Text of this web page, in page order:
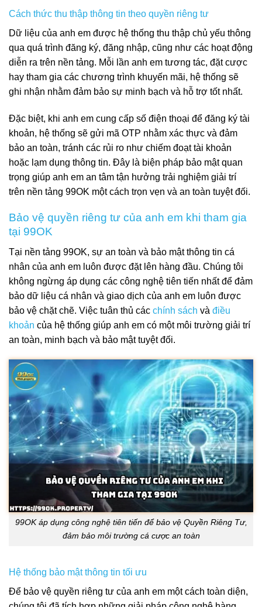
Cách thức thu thập thông tin theo quyền riêng tư
Dữ liệu của anh em được hệ thống thu thập chủ yếu thông
qua quá trình đăng ký, đăng nhập, cũng như các hoạt động
diễn ra trên nền tảng. Mỗi lần anh em tương tác, đặt cược
hay tham gia các chương trình khuyến mãi, hệ thống sẽ
ghi nhận nhằm đảm bảo sự minh bạch và hỗ trợ tốt nhất.
Đặc biệt, khi anh em cung cấp số điện thoại để đăng ký tài
khoản, hệ thống sẽ gửi mã OTP nhằm xác thực và đảm
bảo an toàn, tránh các rủi ro như chiếm đoạt tài khoản
hoặc lạm dụng thông tin. Đây là biện pháp bảo mật quan
trọng giúp anh em an tâm tận hưởng trải nghiệm giải trí
trên nền tảng 99OK một cách trọn vẹn và an toàn tuyệt đối.
Bảo vệ quyền riêng tư của anh em khi tham gia
tại 99OK
Tại nền tảng 99OK, sự an toàn và bảo mật thông tin cá
nhân của anh em luôn được đặt lên hàng đầu. Chúng tôi
không ngừng áp dụng các công nghệ tiên tiến nhất để đảm
bảo dữ liệu cá nhân và giao dịch của anh em luôn được
bảo vệ chặt chẽ. Việc tuân thủ các chính sách và điều
khoản của hệ thống giúp anh em có một môi trường giải trí
an toàn, minh bạch và bảo mật tuyệt đối.
99OK áp dụng công nghệ tiên tiến để bảo vệ Quyền Riêng Tư,
đảm bảo môi trường cá cược an toàn
Hệ thống bảo mật thông tin tối ưu
Để bảo vệ quyền riêng tư của anh em một cách toàn diện,